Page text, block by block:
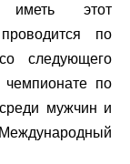
иметь этот
по
следующего
по
мужчин и